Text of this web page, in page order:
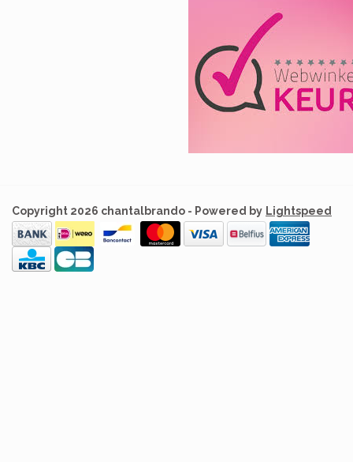
Copyright 2026 chantalbrando - Powered by Lightspeed